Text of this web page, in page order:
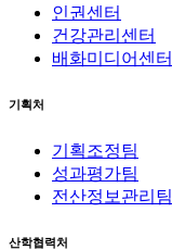
인권센터
건강관리센터
배화미디어센터
기획처
기획조정팀
성과평가팀
전산정보관리팀
산학협력처